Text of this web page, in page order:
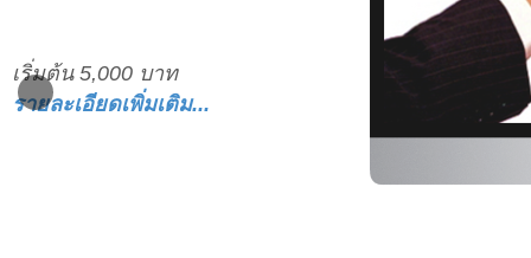
เริ่มต้น 5,000 บาท
รายละเอียดเพิ่มเติม...